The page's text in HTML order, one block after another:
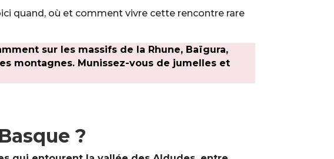
quand, où et comment vivre cette rencontre rare
sur les massifs de la Rhune, Baïgura,
montagnes. Munissez-vous de jumelles et
?